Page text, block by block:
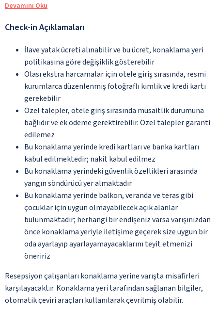
Devamını Oku
Check-in Açıklamaları
İlave yatak ücreti alınabilir ve bu ücret, konaklama yeri
politikasına göre değişiklik gösterebilir
Olası ekstra harcamalar için otele giriş sırasında, resmi
kurumlarca düzenlenmiş fotoğraflı kimlik ve kredi kartı
gerekebilir
Özel talepler, otele giriş sırasında müsaitlik durumuna
bağlıdır ve ek ödeme gerektirebilir. Özel talepler garanti
edilemez
Bu konaklama yerinde kredi kartları ve banka kartları
kabul edilmektedir; nakit kabul edilmez
Bu konaklama yerindeki güvenlik özellikleri arasında
yangın söndürücü yer almaktadır
Bu konaklama yerinde balkon, veranda ve teras gibi
çocuklar için uygun olmayabilecek açık alanlar
bulunmaktadır; herhangi bir endişeniz varsa varışınızdan
önce konaklama yeriyle iletişime geçerek size uygun bir
oda ayarlayıp ayarlayamayacaklarını teyit etmenizi
öneririz
Resepsiyon çalışanları konaklama yerine varışta misafirleri
karşılayacaktır. Konaklama yeri tarafından sağlanan bilgiler,
otomatik çeviri araçları kullanılarak çevrilmiş olabilir.